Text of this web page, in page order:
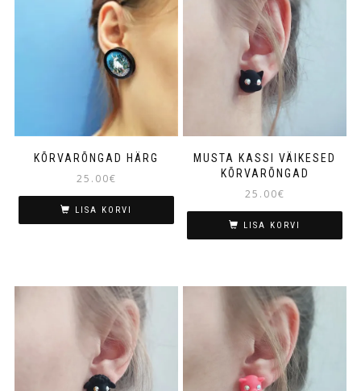
KÕRVARÕNGAD HÄRG
25.00€
LISA KORVI
MUSTA KASSI VÄIKESED
KÕRVARÕNGAD
25.00€
LISA KORVI